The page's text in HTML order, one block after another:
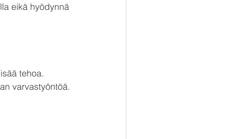
eikä hyödynnä
tehoa.
varvastyöntöä.